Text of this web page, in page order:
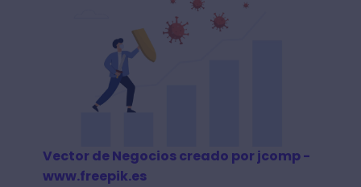
Vector de Negocios creado por jcomp -
www.freepik.es